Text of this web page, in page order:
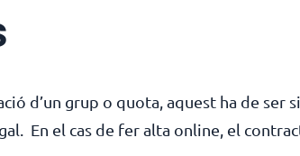
d’un grup o quota, aquest ha de ser
En el cas de fer alta online, el